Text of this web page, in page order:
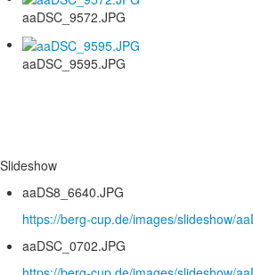
aaDSC_9572.JPG
aaDSC_9595.JPG
Slideshow
aaDS8_6640.JPG
https://berg-cup.de/images/slideshow/
aaDSC_0702.JPG